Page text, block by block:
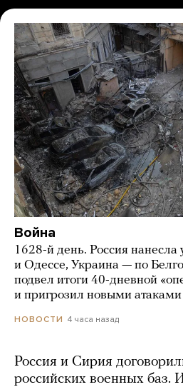
Война
1628-й день. Россия нанесла
и Одессе, Украина — по
подвел итоги 40-дневной
и пригрозил новыми атаками
НОВОСТИ 4 часа назад
Россия и Сирия
российских военных баз.